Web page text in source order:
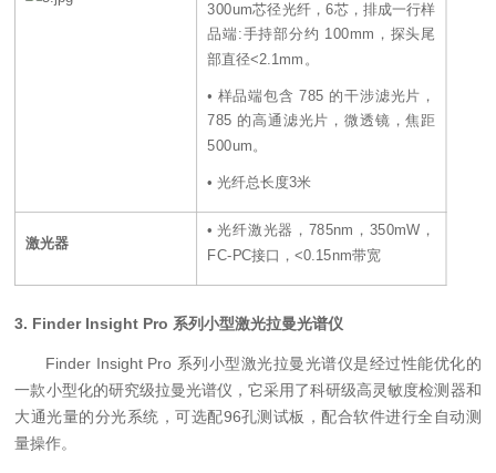
300um芯径光纤，6芯，排成一行样
品端:手持部分约 100mm，探头尾
部直径<2.1mm。
• 样品端包含 785 的干涉滤光片，
785 的高通滤光片，微透镜，焦距
500um。
• 光纤总长度3米
激光器
• 光纤激光器，785nm，350mW，
FC-PC接口，<0.15nm带宽
3. Finder Insight Pro 系列小型激光拉曼光谱仪
Finder Insight Pro 系列小型激光拉曼光谱仪是经过性能优化的
一款小型化的研究级拉曼光谱仪，它采用了科研级高灵敏度检测器和
大通光量的分光系统，可选配96孔测试板，配合软件进行全自动测
量操作。